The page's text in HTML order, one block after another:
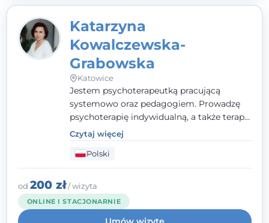
Katarzyna
Kowalczewska-
Grabowska
Katowice
Jestem psychoterapeutką pracującą
systemowo oraz pedagogiem. Prowadzę
psychoterapię indywidualną, a także terapię
par, małżeństw i rodzin. Patrzę na
człowieka całościowo - w kontekście jego
relacji z rodziną, pracą i otoczeniem - i
opieram współpracę na Twoich mocnych
stronach.
Czytaj więcej
Polski
od 200 zł/ wizyta
ONLINE I STACJONARNIE